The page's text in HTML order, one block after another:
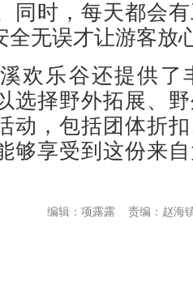
同时，每天都会
全无误才让游客放
乐谷还提供了
选择野外拓展、
动，包括团体折
够享受到这份来
责编：赵海
编辑：项露露